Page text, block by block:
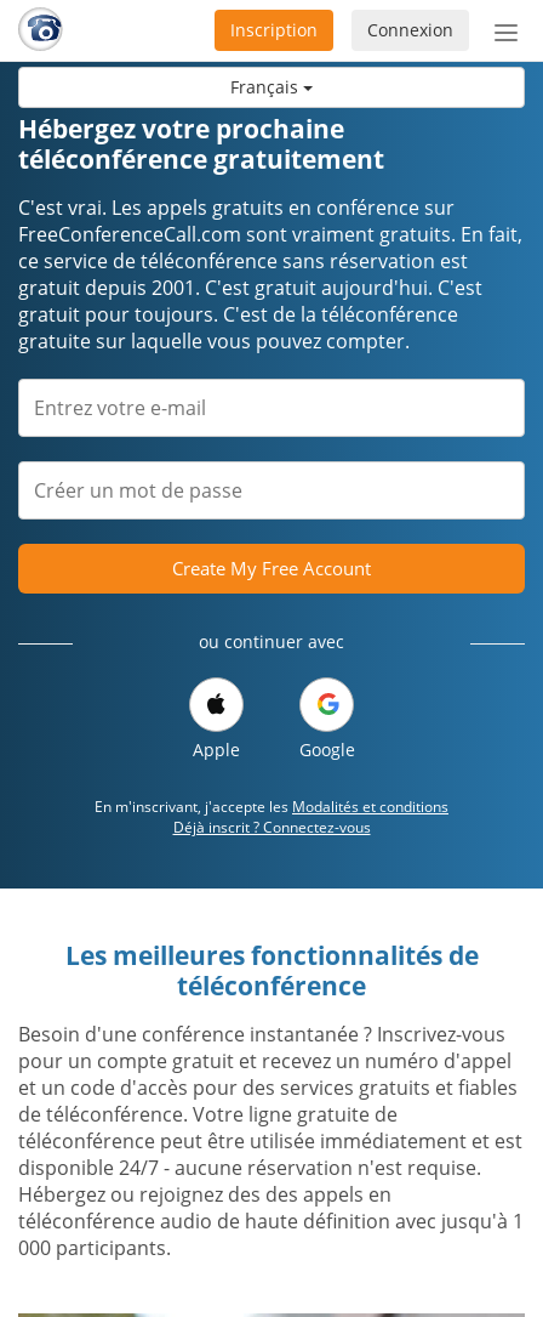
Français
ou
Connexion
Inscription
Hébergez votre prochaine
téléconférence gratuitement
C'est vrai. Les appels gratuits en conférence sur
FreeConferenceCall.com sont vraiment gratuits. En fait,
ce service de téléconférence sans réservation est
gratuit depuis 2001. C'est gratuit aujourd'hui. C'est
gratuit pour toujours. C'est de la téléconférence
gratuite sur laquelle vous pouvez compter.
Create My Free Account
ou continuer avec
Apple Google
En m'inscrivant, j'accepte les Modalités et conditions
Déjà inscrit ? Connectez-vous
Les meilleures fonctionnalités de
téléconférence
Besoin d'une conférence instantanée ? Inscrivez-vous
pour un compte gratuit et recevez un numéro d'appel
et un code d'accès pour des services gratuits et fiables
de téléconférence. Votre ligne gratuite de
téléconférence peut être utilisée immédiatement et est
disponible 24/7 - aucune réservation n'est requise.
Hébergez ou rejoignez des des appels en
téléconférence audio de haute définition avec jusqu'à 1
000 participants.